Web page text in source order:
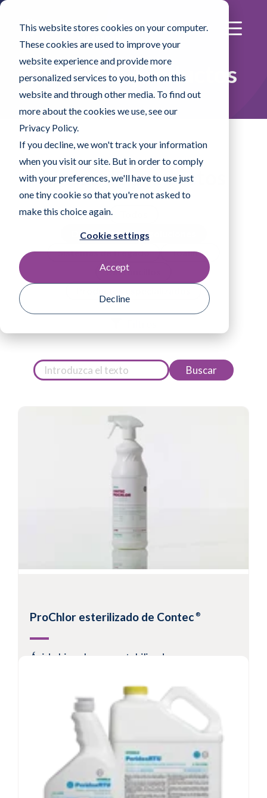
This website stores cookies on your computer.
These cookies are used to improve your
website experience and provide more
personalized services to you, both on this
website and through other media. To find out
more about the cookies we use, see our
Privacy Policy.
If you decline, we won't track your information
when you visit our site. But in order to comply
with your preferences, we'll have to use just
one tiny cookie so that you're not asked to
make this choice again.
Cookie settings
Accept
Decline
Nuestros productos
Líneas de productos
Desinfectantes y soluciones
Sistemas de fregado
Toallitas
Bastoncillos
Buscar
ProChlor esterilizado de Contec ®
Ácido hipocloroso estabilizado con agua
Esporicida de acción rápida con un tiempo de
contacto de 1 minuto
Disponible esterilizado y filtrado
Fabricado en sala blanca y envasado en doble
Ver un producto